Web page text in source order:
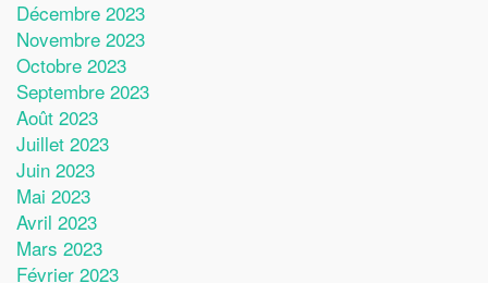
Décembre 2023
Novembre 2023
Octobre 2023
Septembre 2023
Août 2023
Juillet 2023
Juin 2023
Mai 2023
Avril 2023
Mars 2023
Février 2023